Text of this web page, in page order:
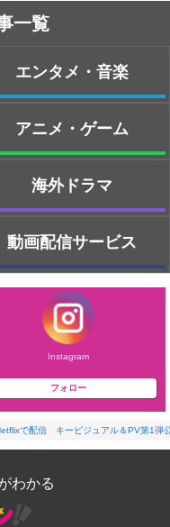
一覧
エンタメ・音楽
アニメ・ゲーム
海外ドラマ
動画配信サービス
Instagram
フォロー
で配信 キービジュアル＆PV第1弾
わかる